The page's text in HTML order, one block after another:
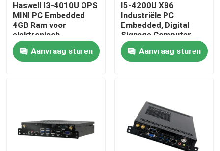
Contacteer ons
Vraag een offerte aan
Haswell I3-4010U OPS
MINI PC Embedded
4GB Ram voor
elektronisch
whiteboard
Aanvraag sturen
I5-4200U X86
Industriële PC
Embedded, Digital
Signage Computer
met WIFI
Aanvraag sturen